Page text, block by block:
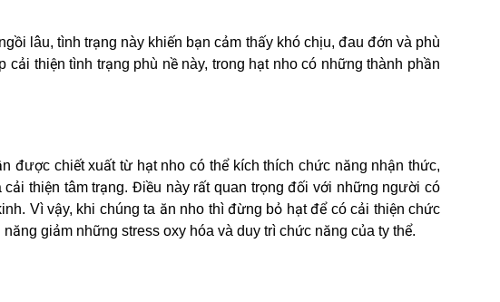
lâu, tình trạng này khiến bạn cảm thấy khó chịu, đau đớn và phù
thiện tình trạng phù nề này, trong hạt nho có những thành phần
được chiết xuất từ hạt nho có thể kích thích chức năng nhận thức,
thiện tâm trạng. Điều này rất quan trọng đối với những người có
Vì vậy, khi chúng ta ăn nho thì đừng bỏ hạt để có cải thiện chức
giảm những stress oxy hóa và duy trì chức năng của ty thể.